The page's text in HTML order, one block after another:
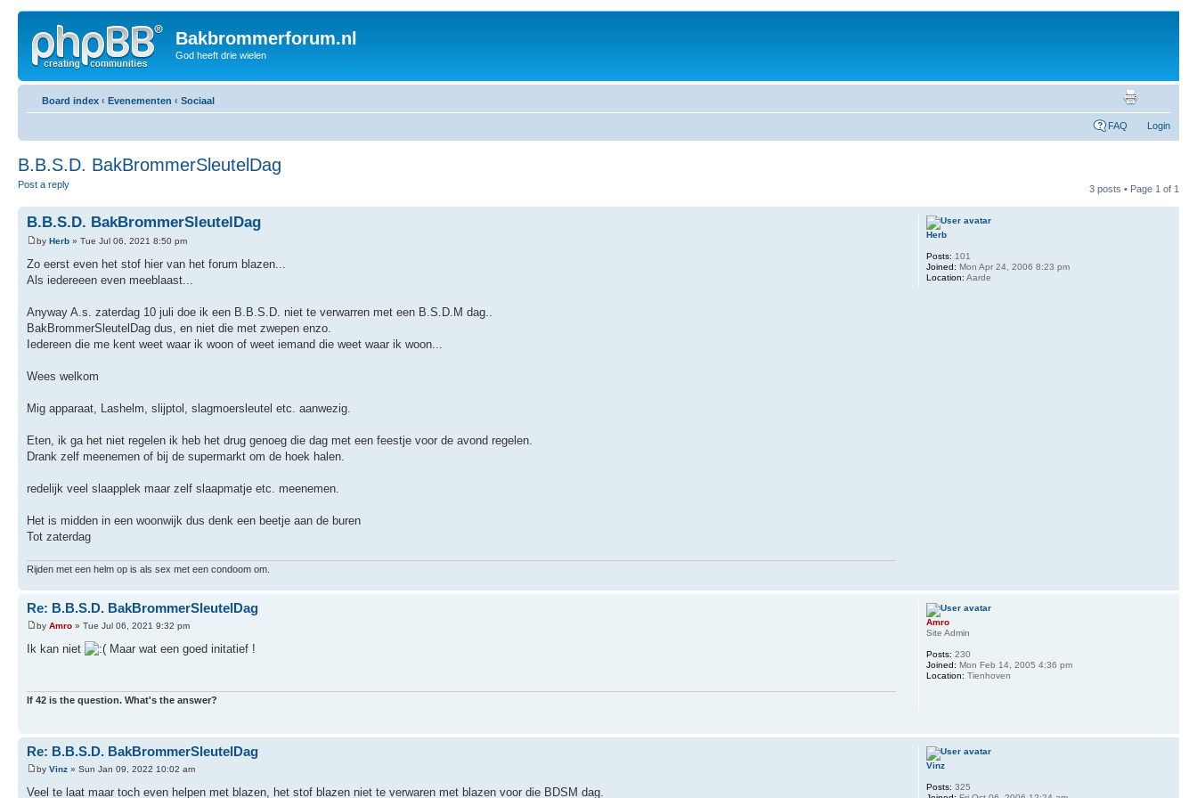
Bakbrommerforum.nl
God heeft drie wielen
Board index ‹ Evenementen ‹ Sociaal
FAQ Login
B.B.S.D. BakBrommerSleutelDag
Post a reply 3 posts • Page 1 of 1
B.B.S.D. BakBrommerSleutelDag
by Herb » Tue Jul 06, 2021 8:50 pm
Zo eerst even het stof hier van het forum blazen...
Als iedereeen even meeblaast...
Anyway A.s. zaterdag 10 juli doe ik een B.B.S.D. niet te verwarren met een B.S.D.M dag..
BakBrommerSleutelDag dus, en niet die met zwepen enzo.
Iedereen die me kent weet waar ik woon of weet iemand die weet waar ik woon...
Wees welkom
Mig apparaat, Lashelm, slijptol, slagmoersleutel etc. aanwezig.
Eten, ik ga het niet regelen ik heb het drug genoeg die dag met een feestje voor de avond regelen.
Drank zelf meenemen of bij de supermarkt om de hoek halen.
redelijk veel slaapplek maar zelf slaapmatje etc. meenemen.
Het is midden in een woonwijk dus denk een beetje aan de buren
Tot zaterdag
Rijden met een helm op is als sex met een condoom om.
Herb
Posts: 101
Joined: Mon Apr 24, 2006 8:23 pm
Location: Aarde
Re: B.B.S.D. BakBrommerSleutelDag
by Amro » Tue Jul 06, 2021 9:32 pm
Ik kan niet Maar wat een goed initatief !
If 42 is the question. What's the answer?
Amro
Site Admin
Posts: 230
Joined: Mon Feb 14, 2005 4:36 pm
Location: Tienhoven
Re: B.B.S.D. BakBrommerSleutelDag
by Vinz » Sun Jan 09, 2022 10:02 am
Veel te laat maar toch even helpen met blazen, het stof blazen niet te verwaren met blazen voor die BDSM dag.
Vinz
Posts: 325